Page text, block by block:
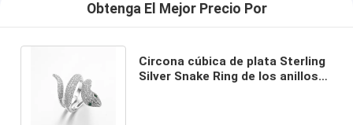
Obtenga El Mejor Precio Por
Circona cúbica de plata Sterling
Silver Snake Ring de los anillos